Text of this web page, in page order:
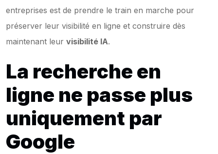
entreprises est de prendre le train en marche pour
préserver leur visibilité en ligne et construire dès
maintenant leur visibilité IA.
La recherche en
ligne ne passe plus
uniquement par
Google